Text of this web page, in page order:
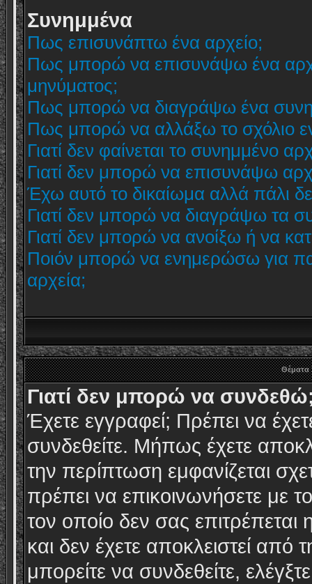
Συνημμένα
Πως επισυνάπτω ένα αρχείο;
Πως μπορώ να επισυνάψω ένα
μηνύματος;
Πως μπορώ να διαγράψω ένα
Πως μπορώ να αλλάξω το σχόλιο
Γιατί δεν φαίνεται το συνημμένο
Γιατί δεν μπορώ να επισυνάψω
Έχω αυτό το δικαίωμα αλλά πάλι
Γιατί δεν μπορώ να διαγράψω τα
Γιατί δεν μπορώ να ανοίξω ή να
Ποιόν μπορώ να ενημερώσω για
αρχεία;
Θέματα
Γιατί δεν μπορώ να
Έχετε εγγραφεί; Πρέπει να
συνδεθείτε. Μήπως έχετε
την περίπτωση εμφανίζεται
πρέπει να επικοινωνήσετε με
τον οποίο δεν σας
και δεν έχετε αποκλειστεί από
μπορείτε να συνδεθείτε,